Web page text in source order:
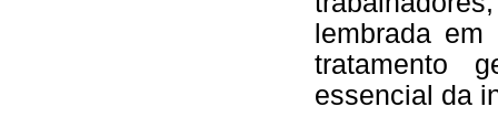
lembrada
tratamento
essencial da